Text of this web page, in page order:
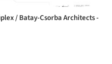
/ Batay-Csorba Architects -